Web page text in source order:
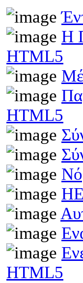
Η
HTML5
HTML5
HTML5